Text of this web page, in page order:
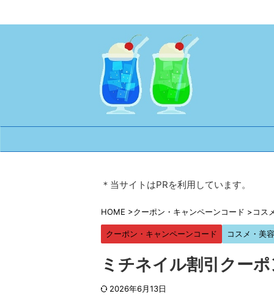
＊当サイトはPRを利用しています。
HOME >クーポン・キャンペーンコード >コス
クーポン・キャンペーンコード コスメ・美容
ミチネイル割引クー
2026年6月13日